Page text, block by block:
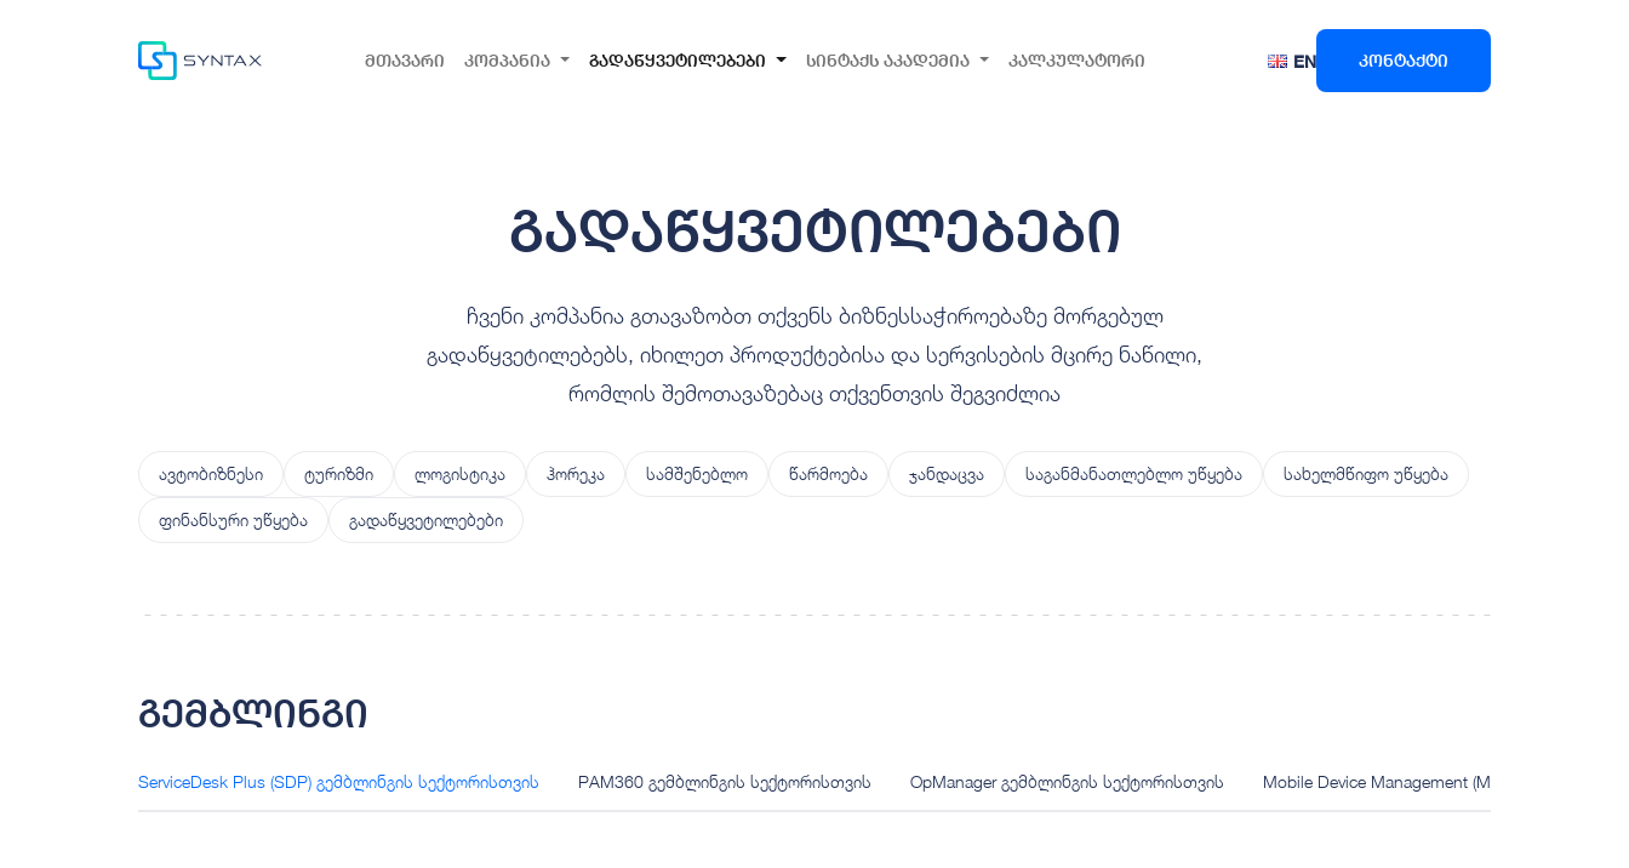
მთავარი კომპანია გადაწყვეტილებები სინტაქს აკადემია კალკულატორი EN კონტაქტი
გადაწყვეტილებები
ჩვენი კომპანია გთავაზობთ თქვენს ბიზნესსაჭიროებაზე მორგებულ
გადაწყვეტილებებს, იხილეთ პროდუქტებისა და სერვისების მცირე ნაწილი,
რომლის შემოთავაზებაც თქვენთვის შეგვიძლია
ავტობიზნესი ტურიზმი ლოგისტიკა ჰორეკა სამშენებლო წარმოება ჯანდაცვა საგანმანათლებლო უწყება სახელმწიფო უწყება
ფინანსური უწყება გადაწყვეტილებები
გემბლინგი
ServiceDesk Plus (SDP) გემბლინგის სექტორისთვის PAM360 გემბლინგის სექტორისთვის OpManager გემბლინგის სექტორისთვის Mobile Device Management (MDM)